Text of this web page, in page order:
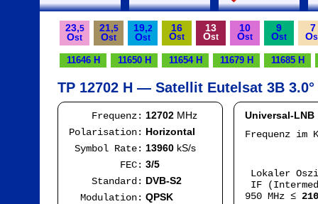
23,5
Ost
21,5
Ost
19,2
Ost
16
Ost
13
Ost
10
Ost
9
Ost
7
O
11646 H 11650 H 11654 H 11679 H 11685 H
TP 12702 H — Satellit Eutelsat 3B
Frequenz: 12702 MHz
Polarisation: Horizontal
Symbol Rate: 13960 kS/s
FEC: 3/5
Standard: DVB-S2
Modulation: QPSK
Universal-LNB
Frequenz im
Lokaler
IF
950 MHz ≤